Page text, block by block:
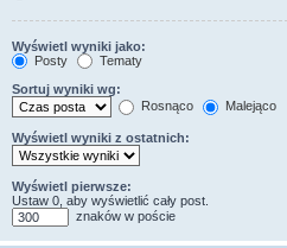
Wyświetl wyniki jako:
Posty
Tematy
Sortuj wyniki wg:
Rosnąco
Malejąco
Wyświetl wyniki z ostatnich:
Wyświetl pierwsze:
Ustaw 0, aby wyświetlić cały post.
znaków w poście